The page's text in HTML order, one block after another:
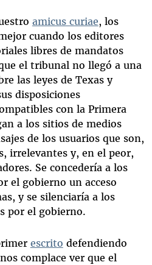
amicus curiae, los
cuando los editores
libres de mandatos
el tribunal no llegó a una
las leyes de Texas y
disposiciones
con la Primera
a los sitios de medios
de los usuarios que son,
irrelevantes y, en el peor,
Se concedería a los
el gobierno un acceso
y se silenciaría a los
por el gobierno.
escrito defendiendo
complace ver que el